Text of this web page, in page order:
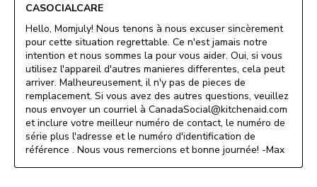
CASOCIALCARE
Hello, Momjuly! Nous tenons à nous excuser sincèrement
pour cette situation regrettable. Ce n'est jamais notre
intention et nous sommes la pour vous aider. Oui, si vous
utilisez l'appareil d'autres manieres differentes, cela peut
arriver. Malheureusement, il n'y pas de pieces de
remplacement. Si vous avez des autres questions, veuillez
nous envoyer un courriel à CanadaSocial@kitchenaid.com
et inclure votre meilleur numéro de contact, le numéro de
série plus l'adresse et le numéro d'identification de
référence . Nous vous remercions et bonne journée! -Max